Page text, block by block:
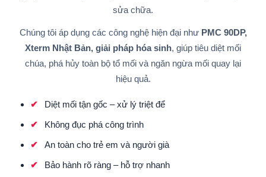
sửa chữa.
Chúng tôi áp dụng các công nghệ hiện đại như PMC 90DP,
Xterm Nhật Bản, giải pháp hóa sinh, giúp tiêu diệt mối
chúa, phá hủy toàn bộ tổ mối và ngăn ngừa mối quay lại
hiệu quả.
Diệt mối tận gốc – xử lý triệt để
Không đục phá công trình
An toàn cho trẻ em và người già
Bảo hành rõ ràng – hỗ trợ nhanh